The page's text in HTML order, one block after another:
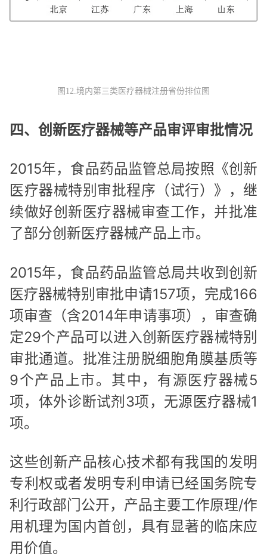
图12.境内第三类医疗器械注册省份排位图
四、创新医疗器械等产品审评审批情况
2015年，食品药品监管总局按照《创新
医疗器械特别审批程序（试行）》，继
续做好创新医疗器械审查工作，并批准
了部分创新医疗器械产品上市。
2015年，食品药品监管总局共收到创新
医疗器械特别审批申请157项，完成166
项审查（含2014年申请事项），审查确
定29个产品可以进入创新医疗器械特别
审批通道。批准注册脱细胞角膜基质等
9个产品上市。其中，有源医疗器械5
项，体外诊断试剂3项，无源医疗器械1
项。
这些创新产品核心技术都有我国的发明
专利权或者发明专利申请已经国务院专
利行政部门公开，产品主要工作原理/作
用机理为国内首创，具有显著的临床应
用价值。